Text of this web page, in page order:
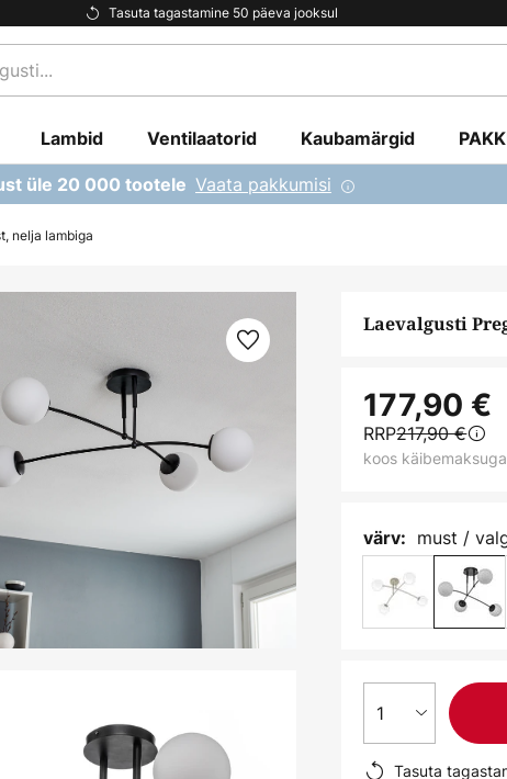
Tasuta tagastamine 50 päeva jooksul
Lambid Ventilaatorid Kaubamärgid
üle 20 000 tootele Vaata pakkumisi
nelja lambiga
Laevalgusti
177,90 €
RRP217,90 €
koos käibemaksuga
värv: must /
1
Tasuta